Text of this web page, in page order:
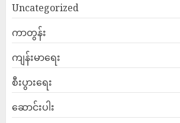
Uncategorized
ကာတွန်း
ကျန်းမာရေး
စီးပွားရေး
ဆောင်းပါး